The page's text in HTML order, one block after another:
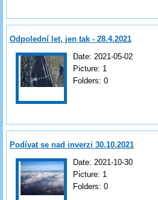
Odpolední let, jen tak - 28.4.2021
Date: 2021-05-02
Picture: 1
Folders: 0
Podívat se nad inverzi 30.10.2021
Date: 2021-10-30
Picture: 1
Folders: 0